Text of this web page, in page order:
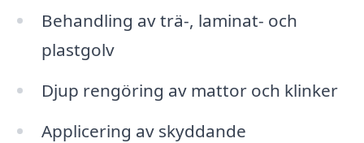
Behandling av trä-, laminat- och
plastgolv
Djup rengöring av mattor och klinker
Applicering av skyddande